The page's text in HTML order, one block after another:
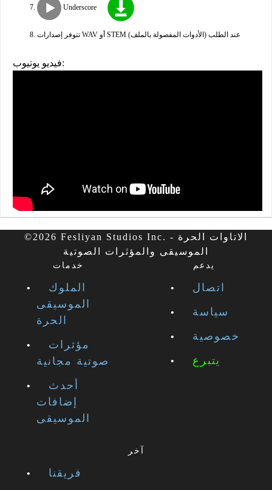
Underscore
تتوفر إصدارات WAV أو STEM (الأدوات المفصولة بالملف) عند الطلب
فيديو يوتيوب:
©2026 Fesliyan Studios Inc. - الاتاوات الحرة
الموسيقى والمؤثرات الصوتية
خدمات
الملوك
الموسيقى
الحرة
مؤثرات
صوتية مجانية
أحدث
إضافات
الموسيقى
يدعم
اتصال
سياسة
خصوصية
يتبرع
آخر
فريقنا